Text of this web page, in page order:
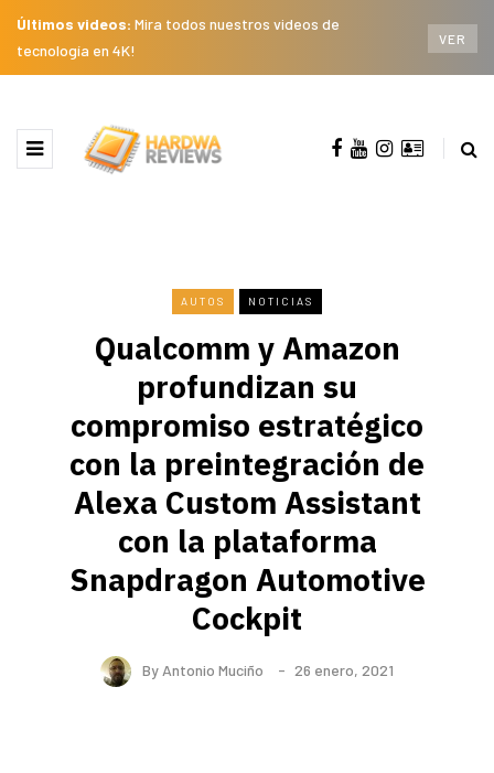
Últimos videos: Mira todos nuestros videos de
tecnología en 4K!
VER
AUTOS NOTICIAS
Qualcomm y Amazon
profundizan su
compromiso estratégico
con la preintegración de
Alexa Custom Assistant
con la plataforma
Snapdragon Automotive
Cockpit
By Antonio Muciño 26 enero, 2021